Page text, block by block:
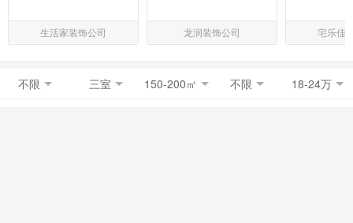
生活家装饰公司 龙润装饰公司 宅乐佳
不限 三室 150-200㎡ 不限 18-24万